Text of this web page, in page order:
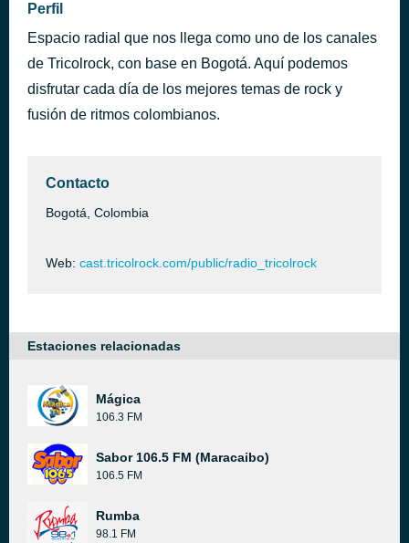
Perfil
Espacio radial que nos llega como uno de los canales
de Tricolrock, con base en Bogotá. Aquí podemos
disfrutar cada día de los mejores temas de rock y
fusión de ritmos colombianos.
Contacto
Bogotá, Colombia
Web: cast.tricolrock.com/public/radio_tricolrock
Estaciones relacionadas
Mágica
106.3 FM
Sabor 106.5 FM (Maracaibo)
106.5 FM
Rumba
98.1 FM